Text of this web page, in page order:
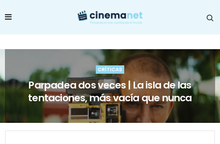
CRÍTICAS
Parpadea dos veces | La isla de las
tentaciones, más vacía que nunca